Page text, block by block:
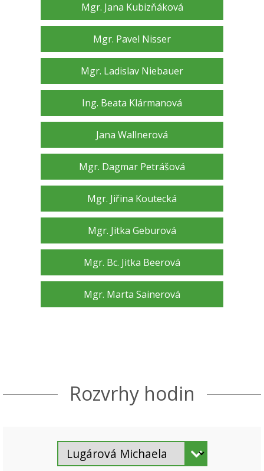
Mgr. Jana Kubizňáková
Mgr. Pavel Nisser
Mgr. Ladislav Niebauer
Ing. Beata Klármanová
Jana Wallnerová
Mgr. Dagmar Petrášová
Mgr. Jiřina Koutecká
Mgr. Jitka Geburová
Mgr. Bc. Jitka Beerová
Mgr. Marta Sainerová
Rozvrhy hodin